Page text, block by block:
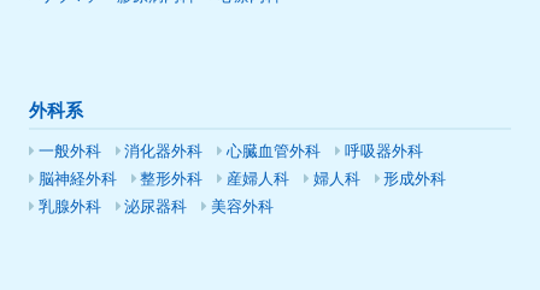
外科系
一般外科 消化器外科 心臓血管外科
呼吸器外科
脳神経外科
整形外科 産婦人科 婦人科
形成外科
乳腺外科
泌尿器科 美容外科